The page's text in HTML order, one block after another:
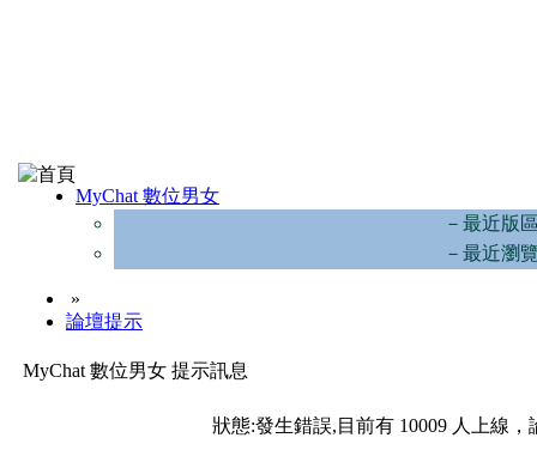
MyChat 數位男女
－最近版
－最近瀏
»
論壇提示
MyChat 數位男女 提示訊息
狀態:發生錯誤,目前有 10009 人上線